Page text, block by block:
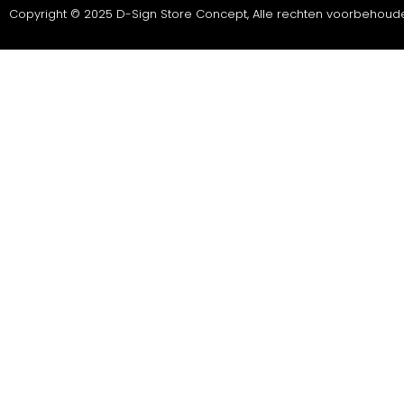
Copyright © 2025 D-Sign Store Concept, Alle rechten